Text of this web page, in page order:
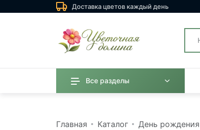
Доставка цветов каждый день
Все разделы
Главная Каталог День рождения